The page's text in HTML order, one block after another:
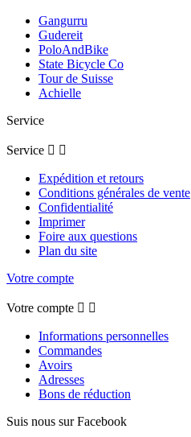
Gangurru
Gudereit
PoloAndBike
State Bicycle Co
Tour de Suisse
Achielle
Service
Service  
Expédition et retours
Conditions générales de vente
Confidentialité
Imprimer
Foire aux questions
Plan du site
Votre compte
Votre compte  
Informations personnelles
Commandes
Avoirs
Adresses
Bons de réduction
Suis nous sur Facebook